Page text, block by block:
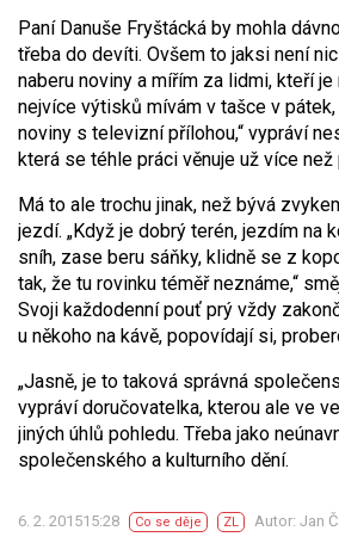
Paní Danuše Fryštácká by mohla
třeba do devíti. Ovšem to jaksi není
naberu noviny a mířím za lidmi, kteří
nejvíce výtisků mívám v tašce v
noviny s televizní přílohou,“ vypráví
která se téhle práci věnuje už více než
Má to ale trochu jinak, než bývá
jezdí. „Když je dobrý terén, jezdím na
sníh, zase beru sáňky, klidně se z
tak, že tu rovinku téměř neznáme,“
Svoji každodenní pouť prý vždy
u někoho na kávě, popovídají si,
„Jasně, je to taková správná
vypráví doručovatelka, kterou ale ve
jiných úhlů pohledu. Třeba jako
společenského a kulturního dění.
6. 2. 201515:28 Co se děje ZL Autor: Jan